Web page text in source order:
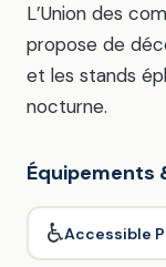
L’Union des
propose de
et les stands
nocturne.
Équipements
♿Accessible